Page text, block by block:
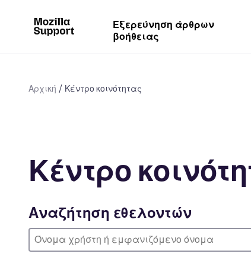
Εξερεύνηση άρθρων
βοήθειας
Αρχική Κέντρο κοινότητας
Κέντρο
Αναζήτηση εθελοντών